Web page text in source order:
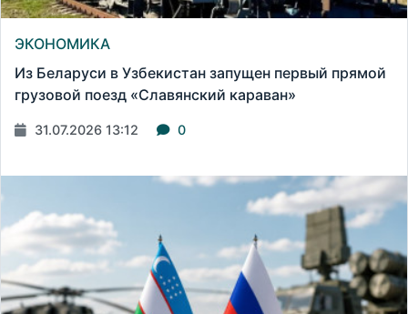
ЭКОНОМИКА
Из Беларуси в Узбекистан запущен первый прямой
грузовой поезд «Славянский караван»
31.07.2026 13:12 0